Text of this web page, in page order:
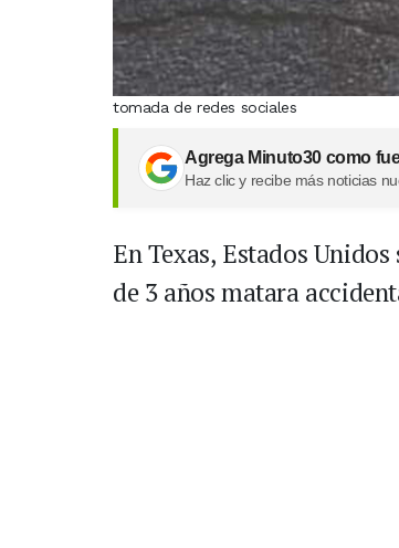
tomada de redes sociales
Agrega Minuto30 como
Haz clic y recibe más noticias
En Texas, Estados
de 3 años matara